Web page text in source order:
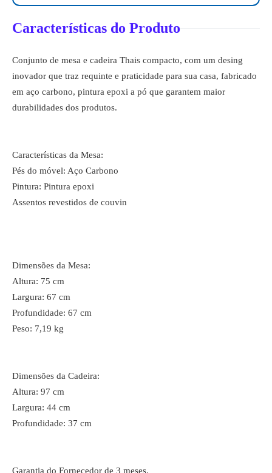
Características do Produto
Conjunto de mesa e cadeira Thais compacto, com um desing
inovador que traz requinte e praticidade para sua casa, fabricado
em aço carbono, pintura epoxi a pó que garantem maior
durabilidades dos produtos.
Características da Mesa:
Pés do móvel: Aço Carbono
Pintura: Pintura epoxi
Assentos revestidos de couvin
Dimensões da Mesa:
Altura: 75 cm
Largura: 67 cm
Profundidade: 67 cm
Peso: 7,19 kg
Dimensões da Cadeira:
Altura: 97 cm
Largura: 44 cm
Profundidade: 37 cm
Garantia do Fornecedor de 3 meses.